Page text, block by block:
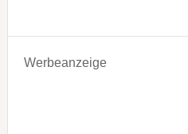
Werbeanzeige